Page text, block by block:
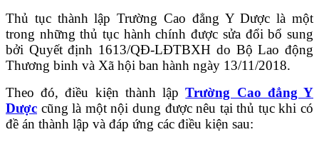
Thủ tục thành lập Trường Cao đẳng Y Dược là một
trong những thủ tục hành chính được sửa đổi bổ sung
bởi Quyết định 1613/QĐ-LĐTBXH do Bộ Lao động
Thương binh và Xã hội ban hành ngày 13/11/2018.
Theo đó, điều kiện thành lậpTrường Cao đẳng Y
Dược cũng là một nội dung được nêu tại thủ tục khi có
đề án thành lập và đáp ứng các điều kiện sau: